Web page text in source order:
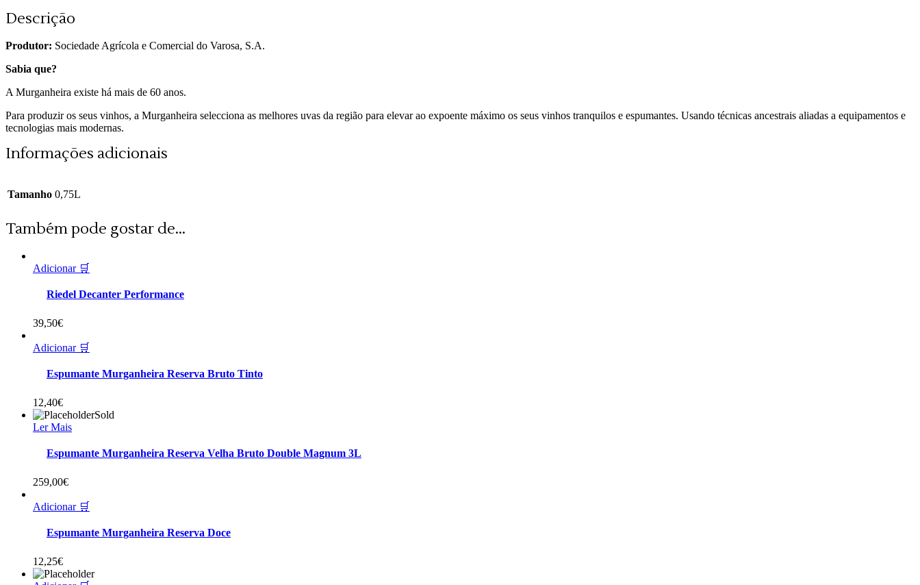
Descrição
Produtor: Sociedade Agrícola e Comercial do Varosa, S.A.
Sabia que?
A Murganheira existe há mais de 60 anos.
Para produzir os seus vinhos, a Murganheira selecciona as melhores uvas da região para elevar ao expoente máximo os seus vinhos tranquilos e espumantes. Usando técnicas ancestrais aliadas a equipamentos e
tecnologias mais modernas.
Informações adicionais
Tamanho 0,75L
Também pode gostar de...
Adicionar 🛒
Riedel Decanter Performance
39,50€
Adicionar 🛒
Espumante Murganheira Reserva Bruto Tinto
12,40€
Sold
Ler Mais
Espumante Murganheira Reserva Velha Bruto Double Magnum 3L
259,00€
Adicionar 🛒
Espumante Murganheira Reserva Doce
12,25€